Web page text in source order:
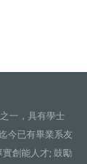
一，具有學士
今已有畢業系友
創能人才; 鼓勵